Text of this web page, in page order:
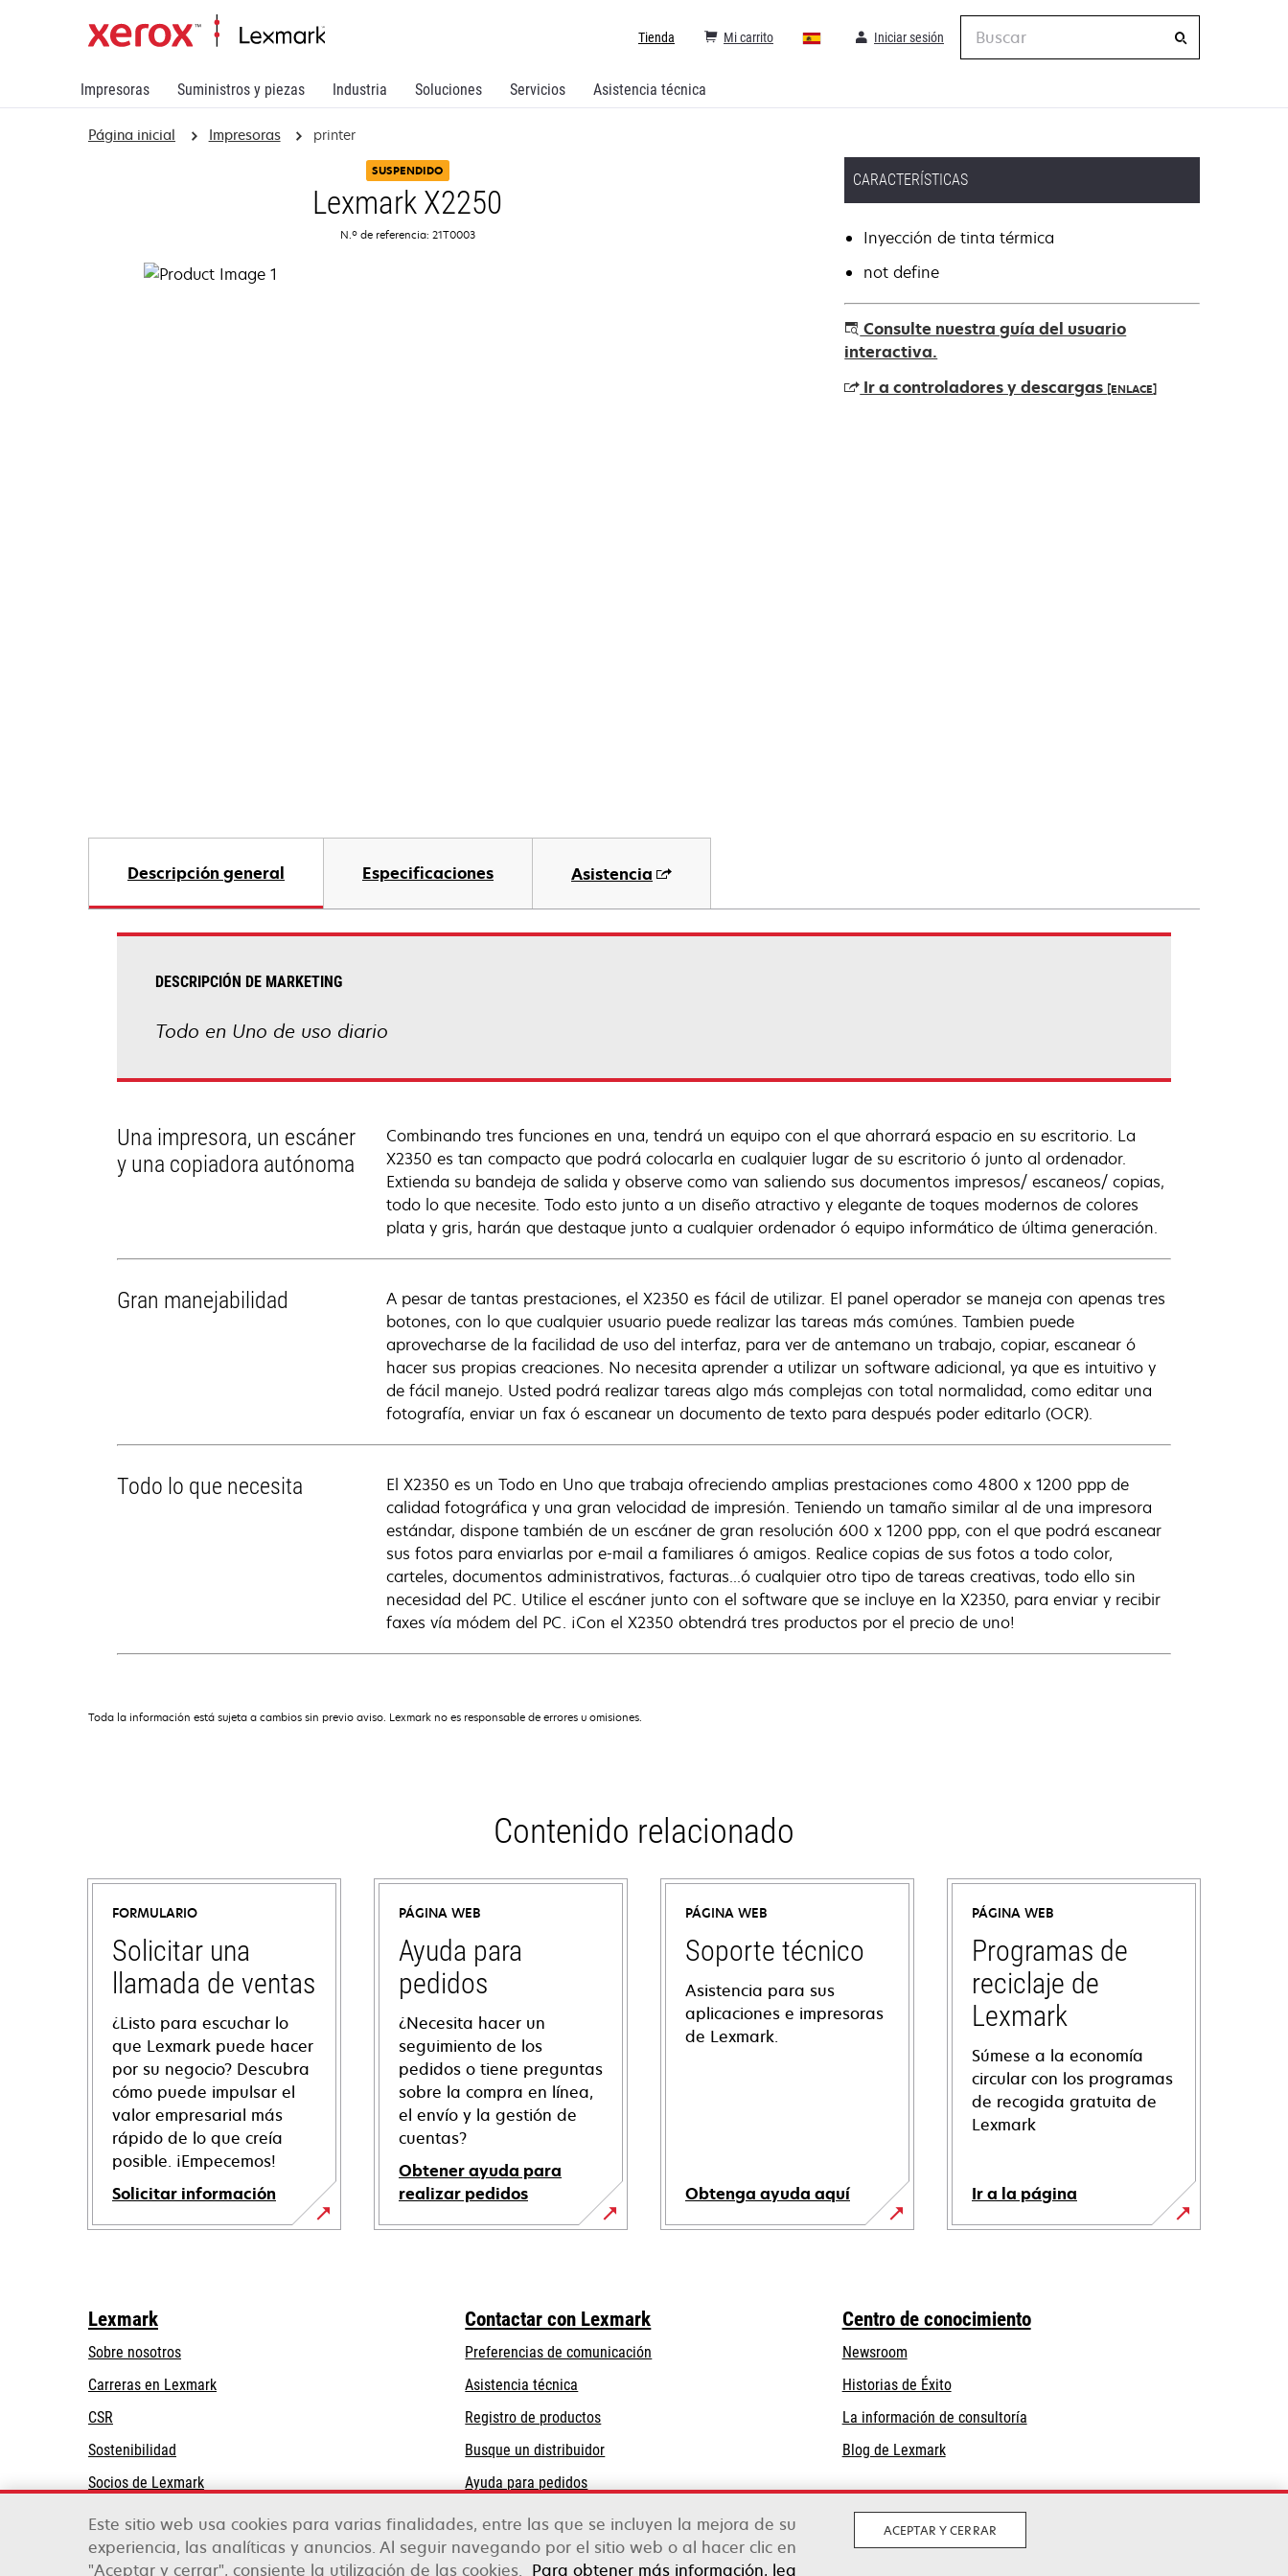
Impresoras Suministros y piezas Industria Soluciones Servicios Asistencia técnica
Tienda Iniciar sesión
Mi carrito
Página inicial Impresoras printer
SUSPENDIDO
Lexmark X2250
N.º de referencia: 21T0003
CARACTERÍSTICAS
Inyección de tinta térmica
not define
Consulte nuestra guía del usuario
interactiva.
Ir a controladores y descargas [ENLACE]
Descripción general Especificaciones Asistencia
DESCRIPCIÓN DE MARKETING
Todo en Uno de uso diario
Una impresora, un escáner
y una copiadora autónoma
Combinando tres funciones en una, tendrá un equipo con el que ahorrará espacio en su escritorio. La
X2350 es tan compacto que podrá colocarla en cualquier lugar de su escritorio ó junto al ordenador.
Extienda su bandeja de salida y observe como van saliendo sus documentos impresos/ escaneos/ copias,
todo lo que necesite. Todo esto junto a un diseño atractivo y elegante de toques modernos de colores
plata y gris, harán que destaque junto a cualquier ordenador ó equipo informático de última generación.
Gran manejabilidad
A pesar de tantas prestaciones, el X2350 es fácil de utilizar. El panel operador se maneja con apenas tres
botones, con lo que cualquier usuario puede realizar las tareas más comúnes. Tambien puede
aprovecharse de la facilidad de uso del interfaz, para ver de antemano un trabajo, copiar, escanear ó
hacer sus propias creaciones. No necesita aprender a utilizar un software adicional, ya que es intuitivo y
de fácil manejo. Usted podrá realizar tareas algo más complejas con total normalidad, como editar una
fotografía, enviar un fax ó escanear un documento de texto para después poder editarlo (OCR).
Todo lo que necesita
El X2350 es un Todo en Uno que trabaja ofreciendo amplias prestaciones como 4800 x 1200 ppp de
calidad fotográfica y una gran velocidad de impresión. Teniendo un tamaño similar al de una impresora
estándar, dispone también de un escáner de gran resolución 600 x 1200 ppp, con el que podrá escanear
sus fotos para enviarlas por e-mail a familiares ó amigos. Realice copias de sus fotos a todo color,
carteles, documentos administrativos, facturas...ó cualquier otro tipo de tareas creativas, todo ello sin
necesidad del PC. Utilice el escáner junto con el software que se incluye en la X2350, para enviar y recibir
faxes vía módem del PC. ¡Con el X2350 obtendrá tres productos por el precio de uno!
Toda la información está sujeta a cambios sin previo aviso. Lexmark no es responsable de errores u omisiones.
Contenido relacionado
FORMULARIO
Solicitar una
llamada de ventas
¿Listo para escuchar lo
que Lexmark puede hacer
por su negocio? Descubra
cómo puede impulsar el
valor empresarial más
rápido de lo que creía
posible. ¡Empecemos!
Solicitar información
PÁGINA WEB
Ayuda para
pedidos
¿Necesita hacer un
seguimiento de los
pedidos o tiene preguntas
sobre la compra en línea,
el envío y la gestión de
cuentas?
Obtener ayuda para
realizar pedidos
PÁGINA WEB
Soporte técnico
Asistencia para sus
aplicaciones e impresoras
de Lexmark.
Obtenga ayuda aquí
se
PÁGINA WEB
Programas de
reciclaje de
Lexmark
Súmese a la economía
circular con los programas
de recogida gratuita de
Lexmark
Ir a la página
Lexmark
Sobre nosotros
Carreras en Lexmark
CSR
Sostenibilidad
Socios de Lexmark
Contactar con Lexmark
Preferencias de comunicación
se
abre
en
una
pestaña
nueva
Asistencia técnica
en
una
pestaña
nueva
Registro de productos
Busque un distribuidor
Ayuda para pedidos
Mayoristas de Lexmark
Centro de conocimiento
Newsroom
Historias de Éxito
La información de consultoría
Blog de Lexmark
Lexmark International, Inc., una compañía de Xerox
Este sitio web usa cookies para varias finalidades, entre las que se incluyen la mejora de su
experiencia, las analíticas y anuncios. Al seguir navegando por el sitio web o al hacer clic en
"Aceptar y cerrar", consiente la utilización de las cookies. Para obtener más información, lea
ACEPTAR Y CERRAR